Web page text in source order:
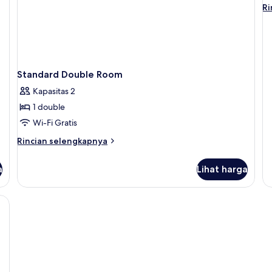
Standard Double Room
Kapasitas 2
1 double
Wi-Fi Gratis
Rincian selengkapnya
Rincian
Standard
Lihat harga